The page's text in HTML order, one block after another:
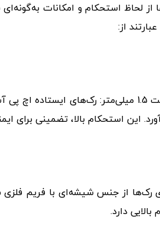
لحاظ استحکام و امکانات
از:
این استحکام بالا، تضمینی
از جنس شیشه‌ای با فریم فلزی
دارد.